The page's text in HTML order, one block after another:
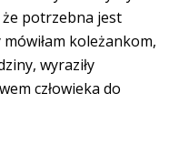
potrzebna jest
koleżankom,
wyraziły
człowieka do